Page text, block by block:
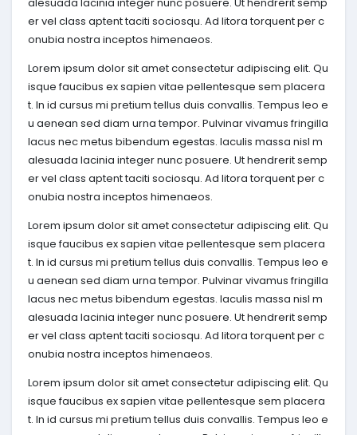
er vel class aptent taciti sociosqu. Ad litora torquent per c
onubia nostra inceptos himenaeos.
Lorem ipsum dolor sit amet consectetur adipiscing elit. Qu
isque faucibus ex sapien vitae pellentesque sem placera
t. In id cursus mi pretium tellus duis convallis. Tempus leo e
u aenean sed diam urna tempor. Pulvinar vivamus fringilla
lacus nec metus bibendum egestas. Iaculis massa nisl m
alesuada lacinia integer nunc posuere. Ut hendrerit semp
er vel class aptent taciti sociosqu. Ad litora torquent per c
onubia nostra inceptos himenaeos.
Lorem ipsum dolor sit amet consectetur adipiscing elit. Qu
isque faucibus ex sapien vitae pellentesque sem placera
t. In id cursus mi pretium tellus duis convallis. Tempus leo e
u aenean sed diam urna tempor. Pulvinar vivamus fringilla
lacus nec metus bibendum egestas. Iaculis massa nisl m
alesuada lacinia integer nunc posuere. Ut hendrerit semp
er vel class aptent taciti sociosqu. Ad litora torquent per c
onubia nostra inceptos himenaeos.
Lorem ipsum dolor sit amet consectetur adipiscing elit. Qu
isque faucibus ex sapien vitae pellentesque sem placera
t. In id cursus mi pretium tellus duis convallis. Tempus leo e